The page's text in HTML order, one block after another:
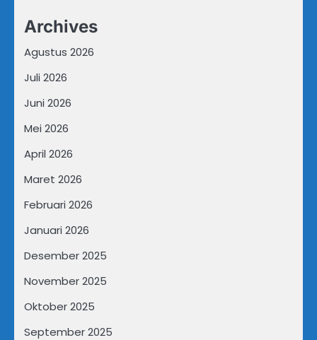
Archives
Agustus 2026
Juli 2026
Juni 2026
Mei 2026
April 2026
Maret 2026
Februari 2026
Januari 2026
Desember 2025
November 2025
Oktober 2025
September 2025